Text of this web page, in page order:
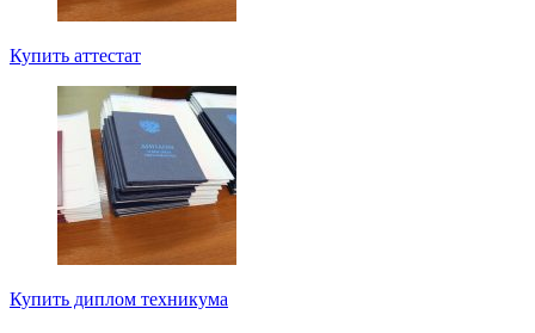
Купить аттестат
Купить диплом техникума